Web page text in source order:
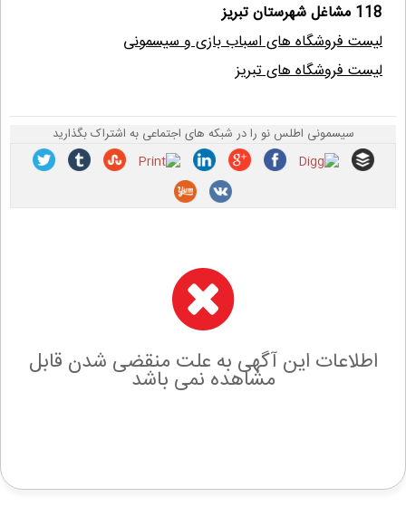
118 مشاغل شهرستان تبریز
لیست فروشگاه های اسباب بازی و سیسمونی
لیست فروشگاه های تبریز
سیسمونی اطلس نو را در شبکه های اجتماعی به اشتراک بگذارید
اطلاعات این آگهی به علت منقضی شدن قابل
مشاهده نمی باشد